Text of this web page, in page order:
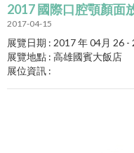
2017 國際口腔顎顏面
2017-04-15
展覽日期 : 2017 年 04月 26 -
展覽地點 : 高雄國賓大飯店
展位資訊 :